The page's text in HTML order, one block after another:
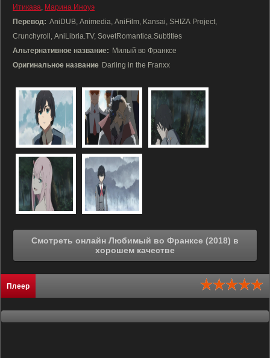
Итикава, Марина Иноуэ
Перевод: AniDUB, Animedia, AniFilm, Kansai, SHIZA Project,
Crunchyroll, AniLibria.TV, SovetRomantica.Subtitles
Альтернативное название: Милый во Франксе
Оригинальное название Darling in the Franxx
Смотреть онлайн Любимый во Франксе (2018) в
хорошем качестве
Плеер